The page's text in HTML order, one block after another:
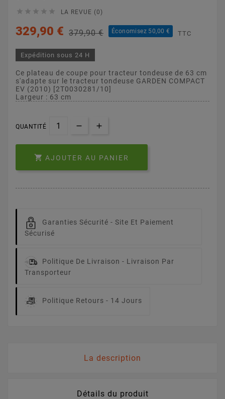
     LA REVUE (0)
329,90 € 379,90 € Économisez 50,00 € TTC
Expédition sous 24 H
Ce plateau de coupe pour tracteur tondeuse de 63 cm
s'adapte sur le tracteur tondeuse GARDEN COMPACT
EV (2010) [2T0030281/10]
Largeur : 63 cm
QUANTITÉ
 AJOUTER AU PANIER
Garanties Sécurité - Site Et Paiement
Sécurisé
Politique De Livraison - Livraison Par
Transporteur
Politique Retours - 14 Jours
La description
Détails du produit